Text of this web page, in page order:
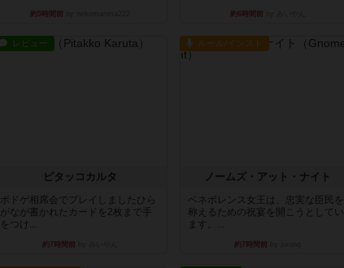
約5時間前 約6時間前
レビュー
ピタッコカルタ
ボドゲ相席会でプレイしましたひら
がなが書かれたカードを2枚まで手
をつけ...
約7時間前
ルール/インスト
ノームズ・アット・ナイト
ベネボレンス女王は、忠実な臣民を
称えるための祝宴を開こうとしてい
ます。...
約7時間前